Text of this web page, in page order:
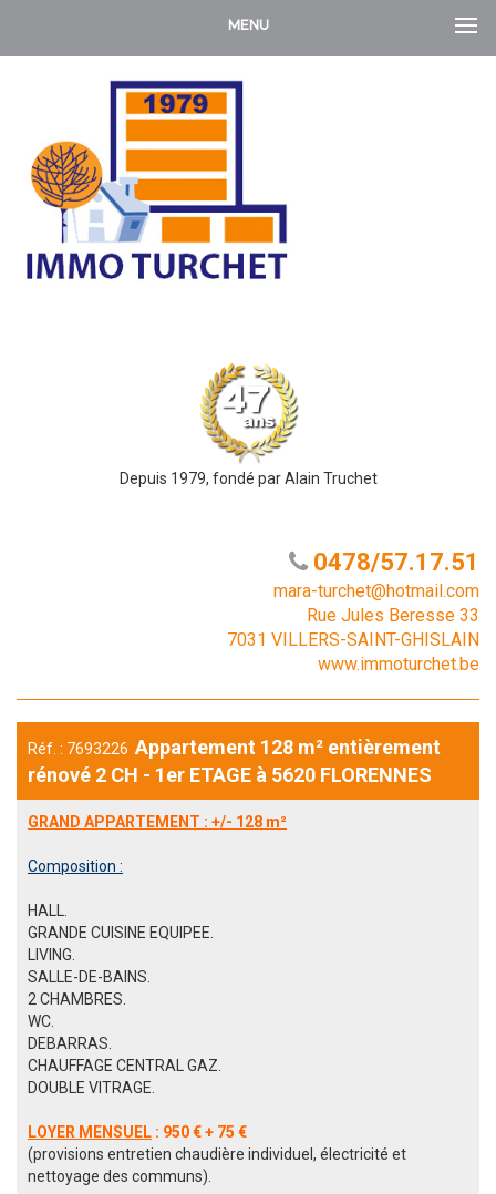
MENU
Depuis 1979, fondé par Alain Truchet
0478/57.17.51
mara-turchet@hotmail.com
Rue Jules Beresse 33
7031 VILLERS-SAINT-GHISLAIN
www.immoturchet.be
Réf. : 7693226 Appartement 128 m² entièrement
rénové 2 CH - 1er ETAGE à 5620 FLORENNES
GRAND APPARTEMENT : +/- 128 m²
Composition :
HALL.
GRANDE CUISINE EQUIPEE.
LIVING.
SALLE-DE-BAINS.
2 CHAMBRES.
WC.
DEBARRAS.
CHAUFFAGE CENTRAL GAZ.
DOUBLE VITRAGE.
LOYER MENSUEL : 950 € + 75 €
(provisions entretien chaudière individuel, électricité et
nettoyage des communs).